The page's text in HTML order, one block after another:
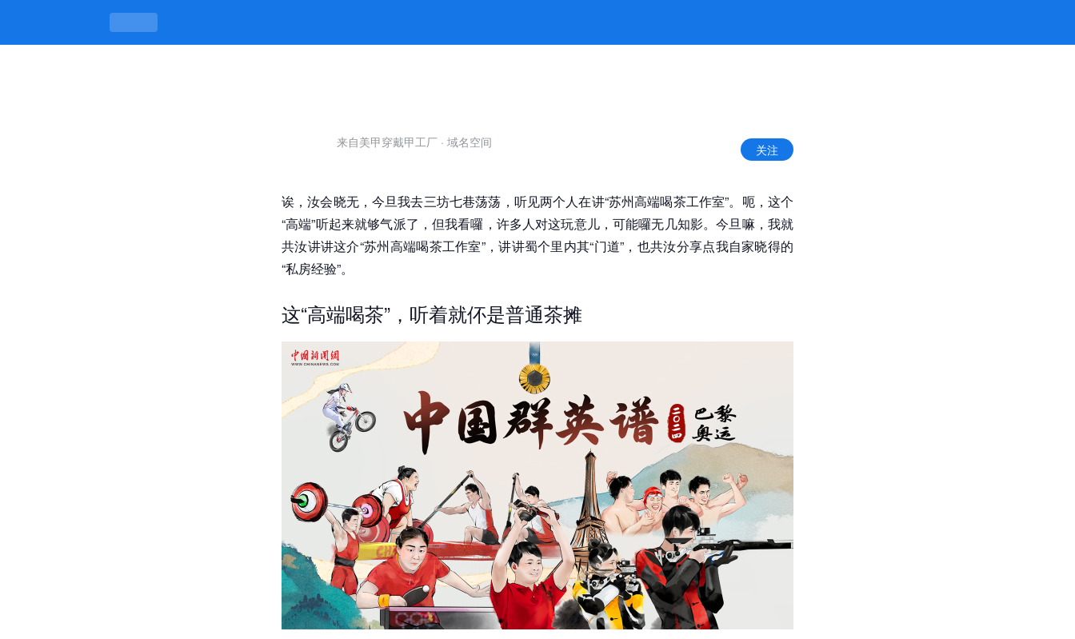
苏州高端喝茶工作室，茶里茶外有讲究 -澳门大赢家论坛
来自美甲穿戴甲工厂 · 域名空间 关注
诶，汝会晓无，今旦我去三坊七巷荡荡，听见两个人在讲“苏州高端喝茶工作室”。呃，这个
“高端”听起来就够气派了，但我看囉，许多人对这玩意儿，可能囉无几知影。今旦嘛，我就
共汝讲讲这介“苏州高端喝茶工作室”，讲讲蜀个里内其“门道”，也共汝分享点我自家晓得的
“私房经验”。
这“高端喝茶”，听着就伓是普通茶摊